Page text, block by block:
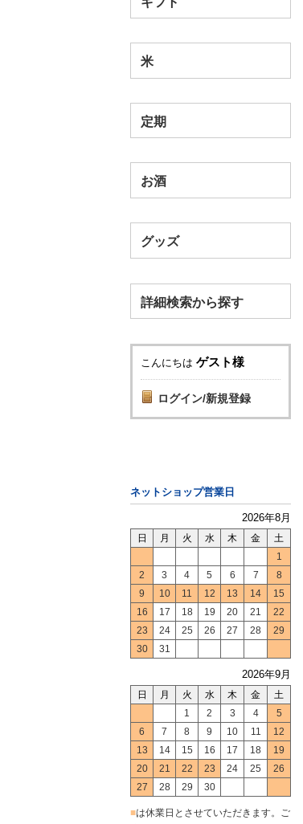
米
定期
お酒
グッズ
詳細検索から探す
こんにちは ゲスト様
ログイン/新規登録
ネットショップ営業日
2026年8月
日 月 火 水 木 金
土
1
2
3 4 5 6 7
8
9
10 11 12 13 14
15
16
17 18 19 20 21
22
23
24 25 26 27 28
29
30
31
2026年9月
日 月 火 水 木 金
土
1
2 3 4
5
6
7 8 9 10 11
12
13
14 15 16 17 18
19
20
21 22 23 24 25
26
27
28 29 30
■は休業日とさせていただきます。ご